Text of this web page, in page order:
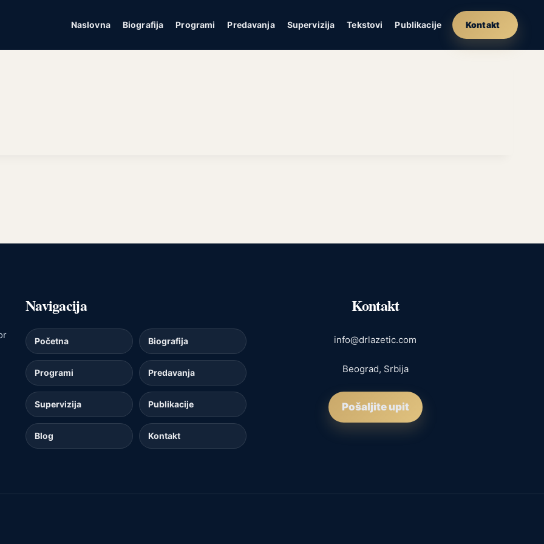
Naslovna Biografija Programi Predavanja Supervizija Tekstovi Publikacije Kontakt
Navigacija
Početna Biografija
Programi Predavanja
Supervizija Publikacije
Blog Kontakt
Kontakt
info@drlazetic.com
Beograd, Srbija
Pošaljite upit